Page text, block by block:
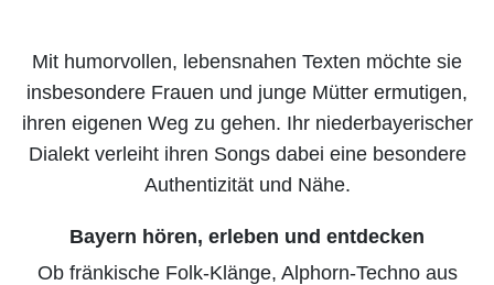
Mit humorvollen, lebensnahen Texten möchte sie
insbesondere Frauen und junge Mütter ermutigen,
ihren eigenen Weg zu gehen. Ihr niederbayerischer
Dialekt verleiht ihren Songs dabei eine besondere
Authentizität und Nähe.
Bayern hören, erleben und entdecken
Ob fränkische Folk-Klänge, Alphorn-Techno aus